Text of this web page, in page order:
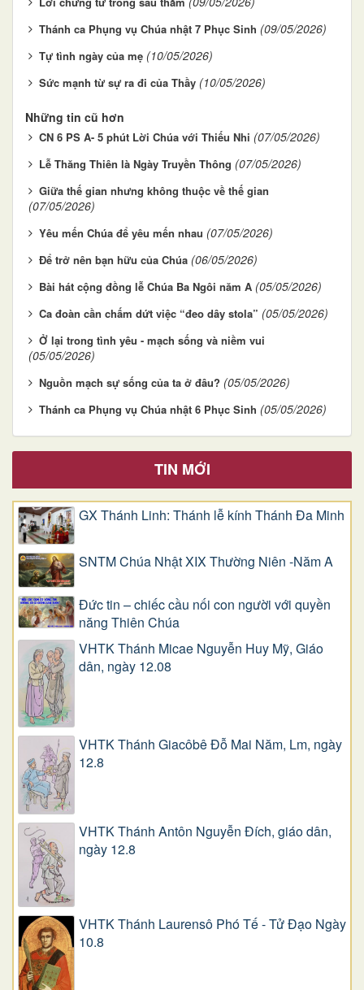
Thánh ca Phụng vụ Chúa nhật 7 Phục Sinh (09/05/2026)
Tự tình ngày của mẹ (10/05/2026)
Sức mạnh từ sự ra đi của Thầy (10/05/2026)
Những tin cũ hơn
CN 6 PS A- 5 phút Lời Chúa với Thiếu Nhi (07/05/2026)
Lễ Thăng Thiên là Ngày Truyền Thông (07/05/2026)
Giữa thế gian nhưng không thuộc về thế gian
(07/05/2026)
Yêu mến Chúa để yêu mến nhau (07/05/2026)
Để trở nên bạn hữu của Chúa (06/05/2026)
Bài hát cộng đồng lễ Chúa Ba Ngôi năm A (05/05/2026)
Ca đoàn cần chấm dứt việc “đeo dây stola” (05/05/2026)
Ở lại trong tình yêu - mạch sống và niềm vui
(05/05/2026)
Nguồn mạch sự sống của ta ở đâu? (05/05/2026)
Thánh ca Phụng vụ Chúa nhật 6 Phục Sinh (05/05/2026)
TIN MỚI
GX Thánh Linh: Thánh lễ kính Thánh Đa Minh
SNTM Chúa Nhật XIX Thường Niên -Năm A
Đức tin – chiếc cầu nối con người với quyền
năng Thiên Chúa
VHTK Thánh Micae Nguyễn Huy Mỹ, Giáo
dân, ngày 12.08
VHTK Thánh Giacôbê Ðỗ Mai Năm, Lm, ngày
12.8
VHTK Thánh Antôn Nguyễn Ðích, giáo dân,
ngày 12.8
VHTK Thánh Laurensô Phó Tế - Tử Đạo Ngày
10.8